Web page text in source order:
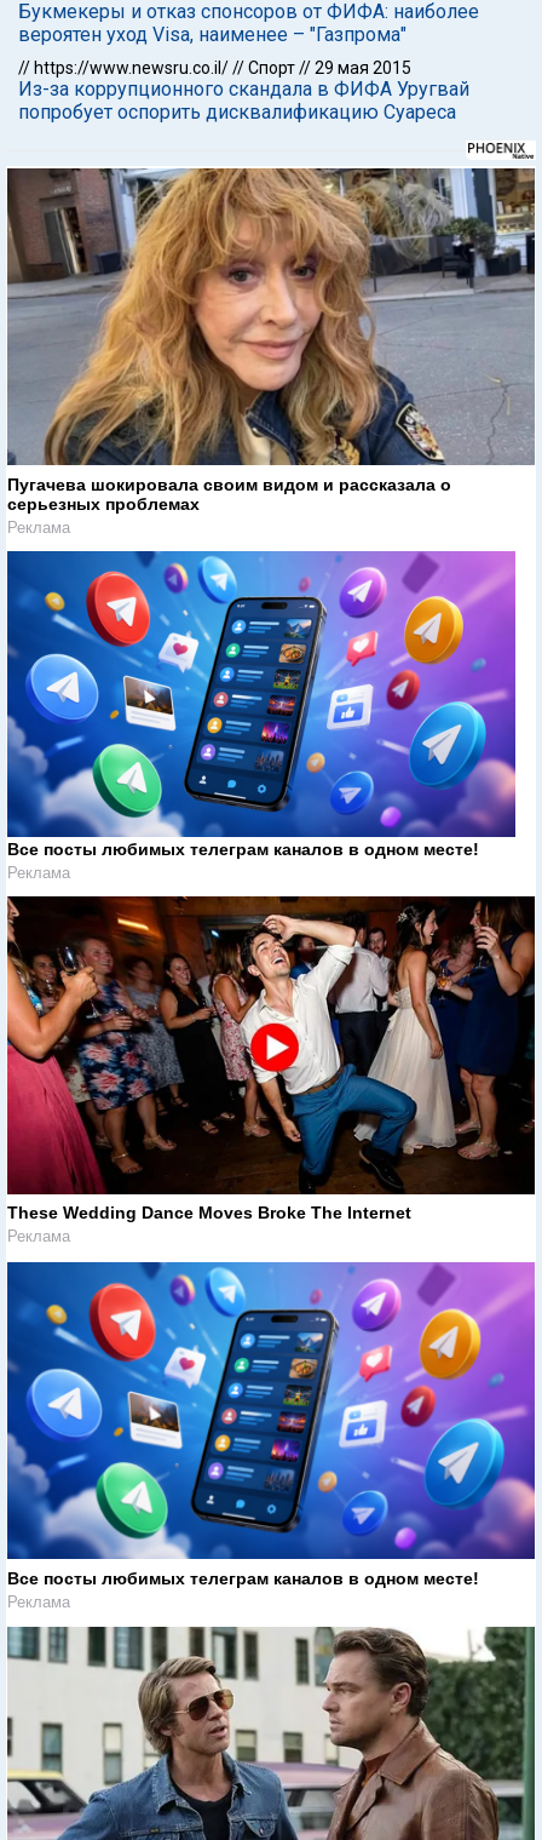
Букмекеры и отказ спонсоров от ФИФА: наиболее
вероятен уход Visa, наименее – "Газпрома"
// https://www.newsru.co.il///Спорт//29 мая 2015
Из-за коррупционного скандала в ФИФА Уругвай
попробует оспорить дисквалификацию Суареса
Пугачева шокировала своим видом и рассказала о
серьезных проблемах
Реклама
Все посты любимых телеграм каналов в одном месте!
Реклама
These Wedding Dance Moves Broke The Internet
Реклама
Все посты любимых телеграм каналов в одном месте!
Реклама